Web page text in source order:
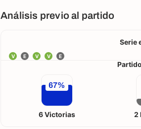
Análisis previo al partido
Serie
V E V V E
67%
6 Victorias 2